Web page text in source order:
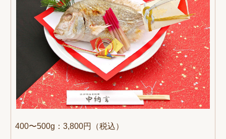
400〜500g：3,800円（税込）